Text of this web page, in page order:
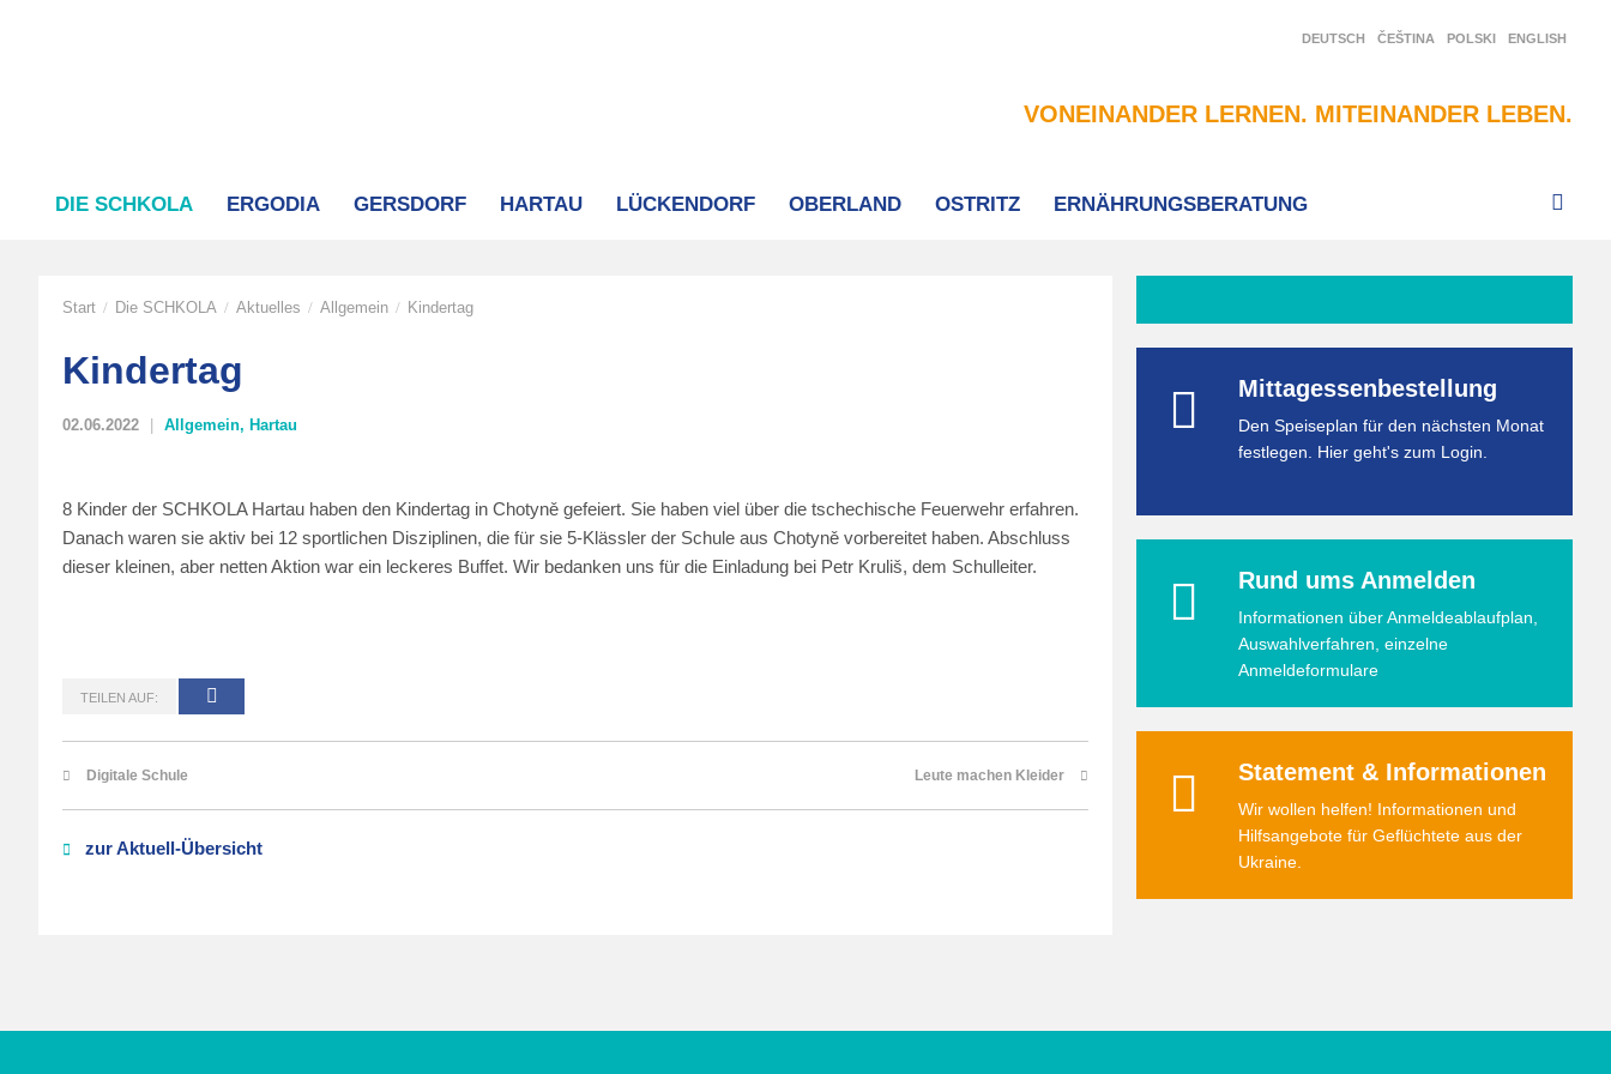
DEUTSCH ČEŠTINA POLSKI ENGLISH
VONEINANDER LERNEN. MITEINANDER LEBEN.
DIE SCHKOLA ERGODIA GERSDORF HARTAU LÜCKENDORF OBERLAND OSTRITZ ERNÄHRUNGSBERATUNG
Start / Die SCHKOLA / Aktuelles / Allgemein / Kindertag
Kindertag
02.06.2022 Allgemein, Hartau
8 Kinder der SCHKOLA Hartau haben den Kindertag in Chotyně gefeiert. Sie haben viel über die tschechische Feuerwehr erfahren.
Danach waren sie aktiv bei 12 sportlichen Disziplinen, die für sie 5-Klässler der Schule aus Chotyně vorbereitet haben. Abschluss
dieser kleinen, aber netten Aktion war ein leckeres Buffet. Wir bedanken uns für die Einladung bei Petr Kruliš, dem Schulleiter.
TEILEN AUF:
Digitale Schule Leute machen Kleider
zur Aktuell-Übersicht
Mittagessenbestellung
Den Speiseplan für den nächsten Monat
festlegen. Hier geht's zum Login.
Rund ums Anmelden
Informationen über Anmeldeablaufplan,
Auswahlverfahren, einzelne
Anmeldeformulare
Statement & Informationen
Wir wollen helfen! Informationen und
Hilfsangebote für Geflüchtete aus der
Ukraine.